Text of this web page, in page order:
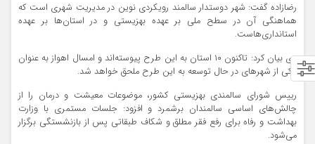
رضازاده گفت: شهر دوستدار سالمند رویکردی نوین در مدیریت شهری است که
هماهنگی آن در سطح ملی بر عهده بهزیستی و در استان‌ها بر عهده
استانداری‌هاست.
وی بیان کرد: تاکنون ۱۰ استان به این طرح پیوسته‌اند و امسال اهواز به عنوان
یکی از شهرهای در حال توسعه به این طرح ملحق خواهد شد.
رییس شورای سالمندی بهزیستی کشور، موضوعات معیشت و درمان را از
چالش‌های اساسی سالمندان برشمرد و افزود: جلسات مستمری با وزارت
بهداشت و رفاه برای رفع فقر مطلق و شکاف طبقاتی پس از بازنشستگی برگزار
می‌شود.